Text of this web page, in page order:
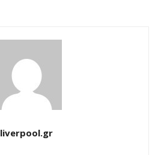
liverpool.gr